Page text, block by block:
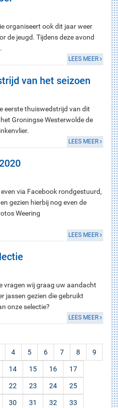
organiseert ook dit jaar weer
de jeugd. Tijdens deze avond
LEES MEER
van het seizoen
eerste thuiswedstrijd van dit
Groningse Westerwolde de
LEES MEER
via Facebook rondgestuurd,
gezien hierbij nog even de
Weering
LEES MEER
vragen wij graag uw aandacht
jassen gezien die gebruikt
onze selectie?
LEES MEER
4 5 6 7 8 9
14 15 16 17
22 23 24 25
30 31 32 33